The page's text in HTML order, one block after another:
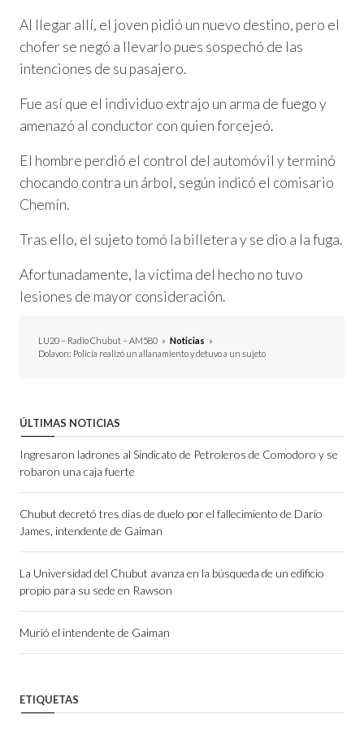
Al llegar allí, el joven pidió un nuevo destino, pero el
chofer se negó a llevarlo pues sospechó de las
intenciones de su pasajero.
Fue así que el individuo extrajo un arma de fuego y
amenazó al conductor con quien forcejeó.
El hombre perdió el control del automóvil y terminó
chocando contra un árbol, según indicó el comisario
Chemín.
Tras ello, el sujeto tomó la billetera y se dio a la fuga.
Afortunadamente, la víctima del hecho no tuvo
lesiones de mayor consideración.
LU20 – Radio Chubut – AM580 » Noticias »
Dolavon: Policía realizó un allanamiento y detuvo a un sujeto
ÚLTIMAS NOTICIAS
Ingresaron ladrones al Sindicato de Petroleros de Comodoro y se
robaron una caja fuerte
Chubut decretó tres días de duelo por el fallecimiento de Darío
James, intendente de Gaiman
La Universidad del Chubut avanza en la búsqueda de un edificio
propio para su sede en Rawson
Murió el intendente de Gaiman
ETIQUETAS